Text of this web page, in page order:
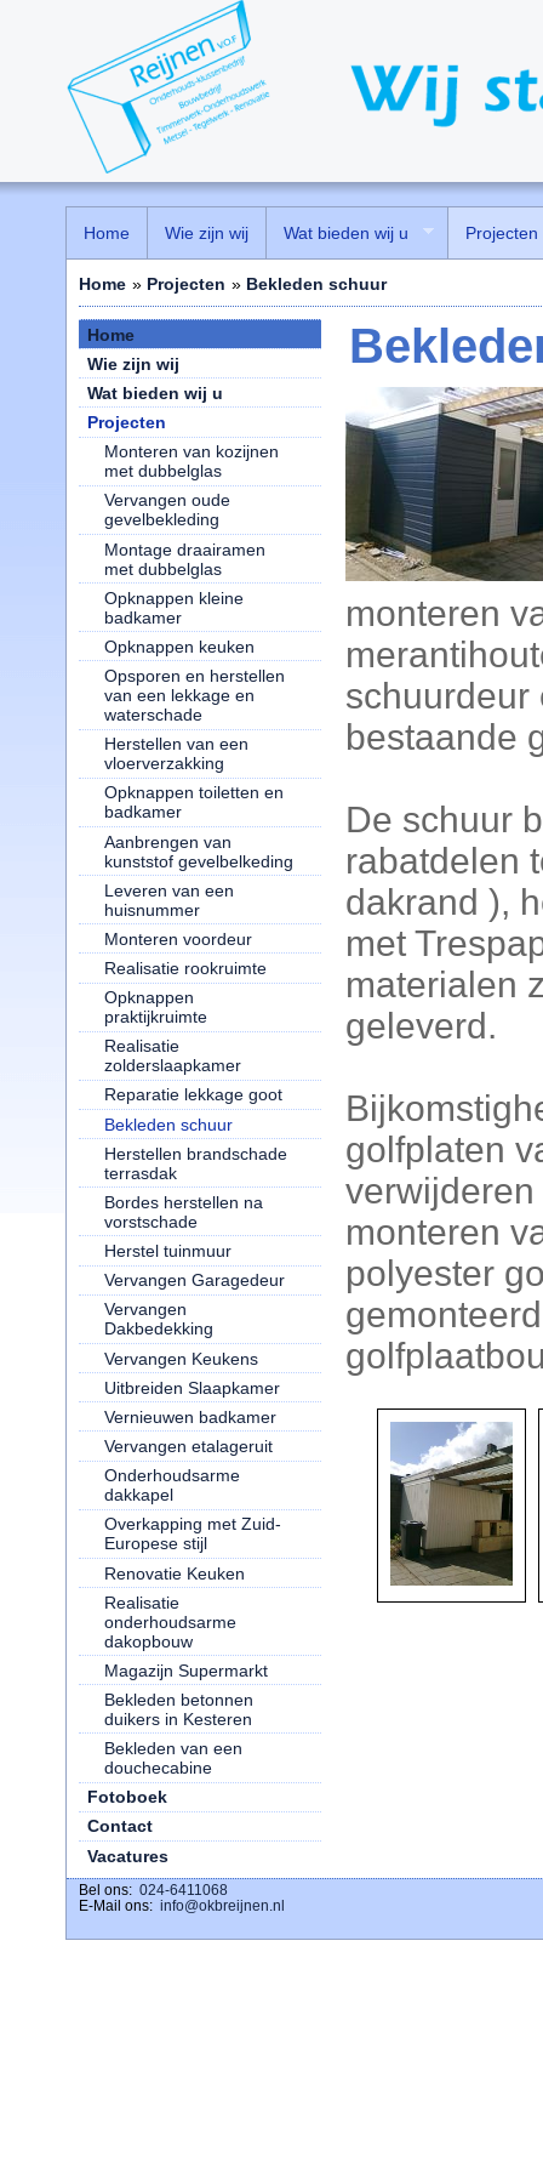
Home » Projecten » Bekleden schuur
Home
Wie zijn wij
Wat bieden wij u
Projecten
Monteren van kozijnen
met dubbelglas
Vervangen oude
gevelbekleding
Montage draairamen
met dubbelglas
Opknappen kleine
badkamer
Opknappen keuken
Opsporen en herstellen
van een lekkage en
waterschade
Herstellen van een
vloerverzakking
Opknappen toiletten en
badkamer
Aanbrengen van
kunststof gevelbelkeding
Leveren van een
huisnummer
Monteren voordeur
Realisatie rookruimte
Opknappen
praktijkruimte
Realisatie
zolderslaapkamer
Reparatie lekkage goot
Bekleden schuur
Herstellen brandschade
terrasdak
Bordes herstellen na
vorstschade
Herstel tuinmuur
Vervangen Garagedeur
Vervangen
Dakbedekking
Vervangen Keukens
Uitbreiden Slaapkamer
Vernieuwen badkamer
Vervangen etalageruit
Onderhoudsarme
dakkapel
Overkapping met Zuid-
Europese stijl
Renovatie Keuken
Realisatie
onderhoudsarme
dakopbouw
Magazijn Supermarkt
Bekleden betonnen
duikers in Kesteren
Bekleden van een
douchecabine
Fotoboek
Contact
Vacatures
monteren
schuurdeur
bestaande
De schuur
rabatdelen
dakrand ),
met
materialen
geleverd.
golfplaten
monteren
polyester
download ig stories
Bel ons: 024-6411068
E-Mail ons: info@okbreijnen.nl
Home Wie zijn wij Wat bieden wij u Projecten